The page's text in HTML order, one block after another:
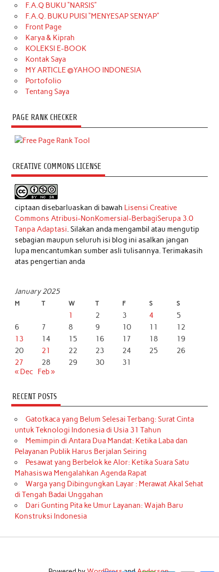
F.A.Q BUKU “NARSIS”
F.A.Q. BUKU PUISI “MENYESAP SENYAP”
Front Page
Karya & Kiprah
KOLEKSI E-BOOK
Kontak Saya
MY ARTICLE @YAHOO INDONESIA
Portofolio
Tentang Saya
PAGE RANK CHECKER
CREATIVE COMMONS LICENSE
ciptaan disebarluaskan di bawah Lisensi Creative
Commons Atribusi-NonKomersial-BerbagiSerupa 3.0
Tanpa Adaptasi. Silakan anda mengambil atau mengutip
sebagian maupun seluruh isi blog ini asalkan jangan
lupa mencantumkan sumber asli tulisannya. Terimakasih
atas pengertian anda
January 2025
M T W T F S S
1 2 3 4
5
6
7 8 9 10 11
12
13
14 15 16 17 18
19
20
21 22 23 24 25
26
27
28 29 30
31
« Dec
Feb »
RECENT POSTS
Gatotkaca yang Belum Selesai Terbang: Surat Cinta
untuk Teknologi Indonesia di Usia 31 Tahun
Memimpin di Antara Dua Mandat: Ketika Laba dan
Pelayanan Publik Harus Berjalan Seiring
Pesawat yang Berbelok ke Alor: Ketika Suara Satu
Mahasiswa Mengalahkan Agenda Rapat
Warga yang Dibingungkan Layar : Merawat Akal Sehat
di Tengah Badai Unggahan
Dari Gunting Pita ke Umur Layanan: Wajah Baru
Konstruksi Indonesia